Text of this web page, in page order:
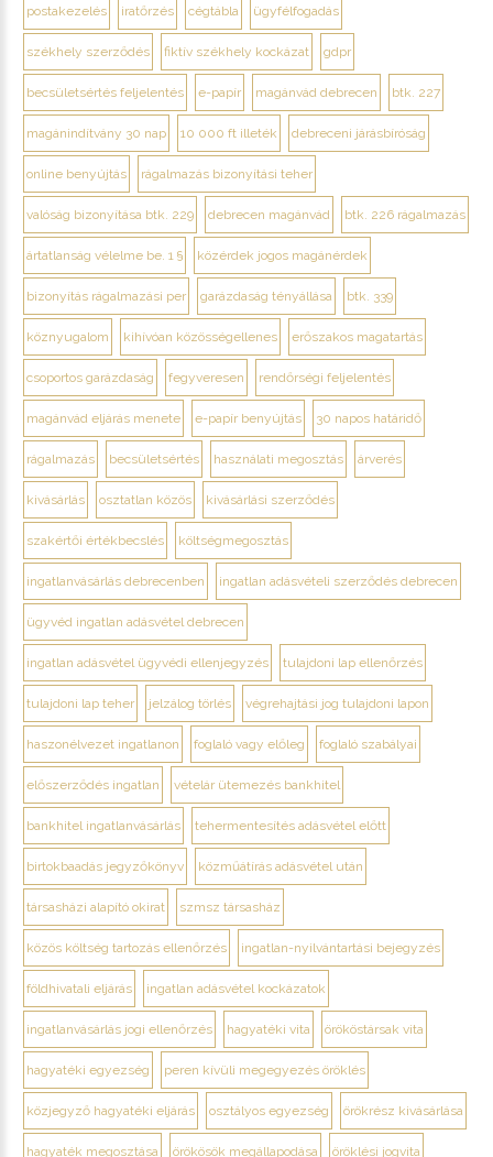
postakezelés iratőrzés cégtábla ügyfélfogadás
székhely szerződés fiktív székhely kockázat gdpr
becsületsértés feljelentés e-papír magánvád debrecen btk. 227
magánindítvány 30 nap 10 000 ft illeték debreceni járásbíróság
online benyújtás rágalmazás bizonyítási teher
valóság bizonyítása btk. 229 debrecen magánvád btk. 226 rágalmazás
ártatlanság vélelme be. 1 § közérdek jogos magánérdek
bizonyítás rágalmazási per garázdaság tényállása btk. 339
köznyugalom kihívóan közösségellenes erőszakos magatartás
csoportos garázdaság fegyveresen rendőrségi feljelentés
magánvád eljárás menete e-papír benyújtás 30 napos határidő
rágalmazás becsületsértés használati megosztás árverés
kivásárlás osztatlan közös kivásárlási szerződés
szakértői értékbecslés költségmegosztás
ingatlanvásárlás debrecenben ingatlan adásvételi szerződés debrecen
ügyvéd ingatlan adásvétel debrecen
ingatlan adásvétel ügyvédi ellenjegyzés tulajdoni lap ellenőrzés
tulajdoni lap teher jelzálog törlés végrehajtási jog tulajdoni lapon
haszonélvezet ingatlanon foglaló vagy előleg foglaló szabályai
előszerződés ingatlan vételár ütemezés bankhitel
bankhitel ingatlanvásárlás tehermentesítés adásvétel előtt
birtokbaadás jegyzőkönyv közműátírás adásvétel után
társasházi alapító okirat szmsz társasház
közös költség tartozás ellenőrzés ingatlan-nyilvántartási bejegyzés
földhivatali eljárás ingatlan adásvétel kockázatok
ingatlanvásárlás jogi ellenőrzés hagyatéki vita örököstársak vita
hagyatéki egyezség peren kívüli megegyezés öröklés
közjegyző hagyatéki eljárás osztályos egyezség örökrész kivásárlása
hagyaték megosztása örökösök megállapodása öröklési jogvita